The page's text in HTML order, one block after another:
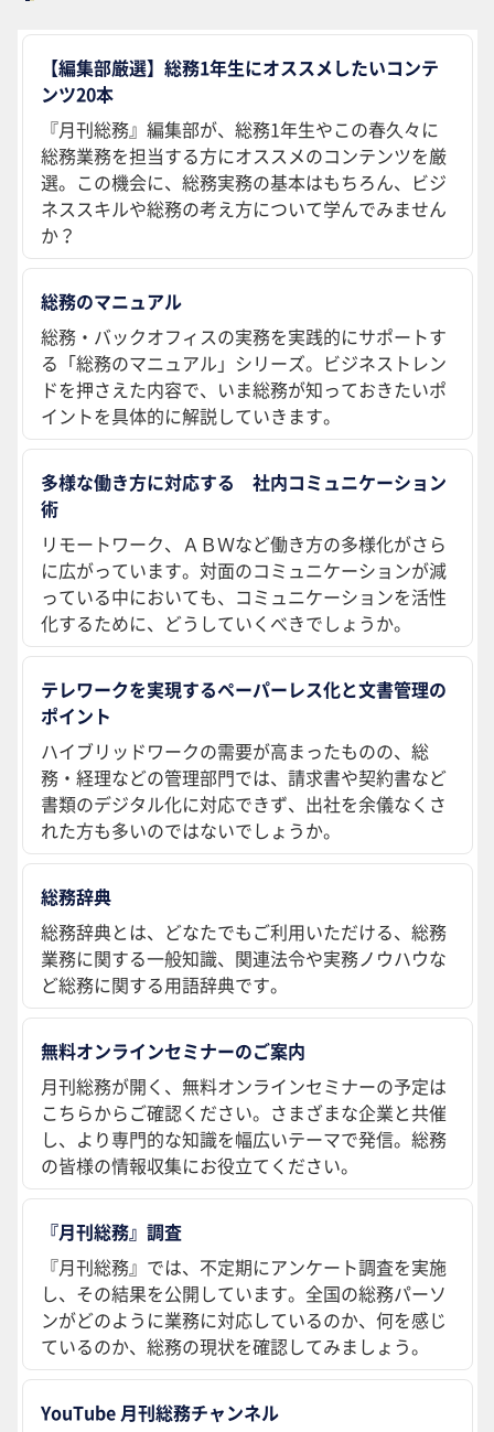
【編集部厳選】総務1年生にオススメしたいコンテ
ンツ20本
『月刊総務』編集部が、総務1年生やこの春久々に
総務業務を担当する方にオススメのコンテンツを厳
選。この機会に、総務実務の基本はもちろん、ビジ
ネススキルや総務の考え方について学んでみません
か？
総務のマニュアル
総務・バックオフィスの実務を実践的にサポートす
る「総務のマニュアル」シリーズ。ビジネストレン
ドを押さえた内容で、いま総務が知っておきたいポ
イントを具体的に解説していきます。
多様な働き方に対応する 社内コミュニケーション
術
リモートワーク、ＡＢＷなど働き方の多様化がさら
に広がっています。対面のコミュニケーションが減
っている中においても、コミュニケーションを活性
化するために、どうしていくべきでしょうか。
テレワークを実現するペーパーレス化と文書管理の
ポイント
ハイブリッドワークの需要が高まったものの、総
務・経理などの管理部門では、請求書や契約書など
書類のデジタル化に対応できず、出社を余儀なくさ
れた方も多いのではないでしょうか。
総務辞典
総務辞典とは、どなたでもご利用いただける、総務
業務に関する一般知識、関連法令や実務ノウハウな
ど総務に関する用語辞典です。
無料オンラインセミナーのご案内
月刊総務が開く、無料オンラインセミナーの予定は
こちらからご確認ください。さまざまな企業と共催
し、より専門的な知識を幅広いテーマで発信。総務
の皆様の情報収集にお役立てください。
『月刊総務』調査
『月刊総務』では、不定期にアンケート調査を実施
し、その結果を公開しています。全国の総務パーソ
ンがどのように業務に対応しているのか、何を感じ
ているのか、総務の現状を確認してみましょう。
YouTube 月刊総務チャンネル